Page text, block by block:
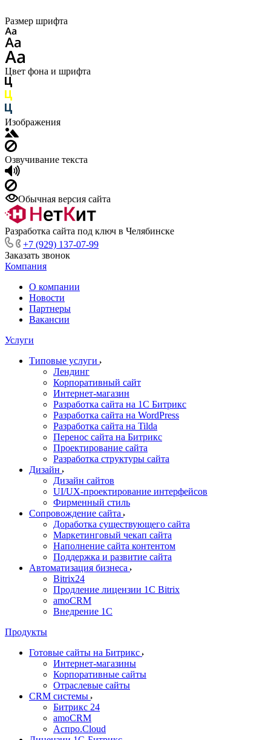
Размер шрифта
Цвет фона и шрифта
Изображения
Озвучивание текста
Обычная версия сайта
Разработка сайта под ключ в Челябинске
+7 (929) 137-07-99
Заказать звонок
Компания
О компании
Новости
Партнеры
Вакансии
Услуги
Типовые услуги
Лендинг
Корпоративный сайт
Интернет-магазин
Разработка сайта на 1С Битрикс
Разработка сайта на WordPress
Разработка сайта на Tilda
Перенос сайта на Битрикс
Проектирование сайта
Разработка структуры сайта
Дизайн
Дизайн сайтов
UI/UX-проектирование интерфейсов
Фирменный стиль
Сопровождение сайта
Доработка существующего сайта
Маркетинговый чекап сайта
Наполнение сайта контентом
Поддержка и развитие сайта
Автоматизация бизнеса
Bitrix24
Продление лицензии 1C Bitrix
amoCRM
Внедрение 1C
Продукты
Готовые сайты на Битрикс
Интернет-магазины
Корпоративные сайты
Отраслевые сайты
CRM системы
Битрикс 24
amoCRM
Аспро.Cloud